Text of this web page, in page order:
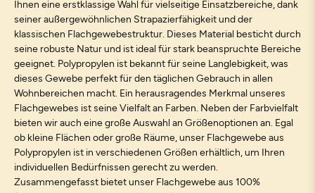
Ihnen eine erstklassige Wahl für vielseitige Einsatzbereiche, dank
seiner außergewöhnlichen Strapazierfähigkeit und der
klassischen Flachgewebestruktur. Dieses Material besticht durch
seine robuste Natur und ist ideal für stark beanspruchte Bereiche
geeignet. Polypropylen ist bekannt für seine Langlebigkeit, was
dieses Gewebe perfekt für den täglichen Gebrauch in allen
Wohnbereichen macht. Ein herausragendes Merkmal unseres
Flachgewebes ist seine Vielfalt an Farben. Neben der Farbvielfalt
bieten wir auch eine große Auswahl an Größenoptionen an. Egal
ob kleine Flächen oder große Räume, unser Flachgewebe aus
Polypropylen ist in verschiedenen Größen erhältlich, um Ihren
individuellen Bedürfnissen gerecht zu werden.
Zusammengefasst bietet unser Flachgewebe aus 100%